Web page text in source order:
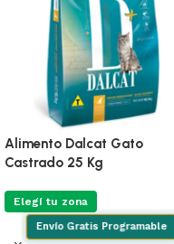
Alimento Dalcat Gato
Castrado 25 Kg
Elegí tu zona
Envío Gratis Programable